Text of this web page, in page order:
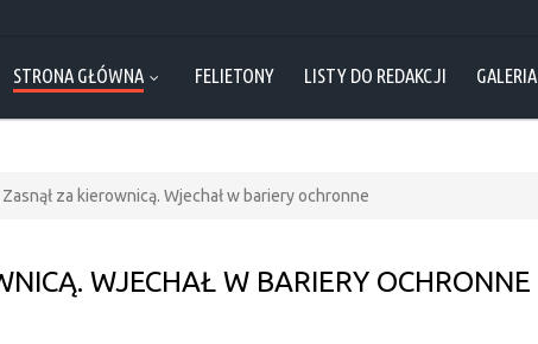
STRONA GŁÓWNA FELIETONY LISTY DO REDAKCJI GALERIA
Zasnął za kierownicą. Wjechał w bariery ochronne
WJECHAŁ W BARIERY OCHRONNE